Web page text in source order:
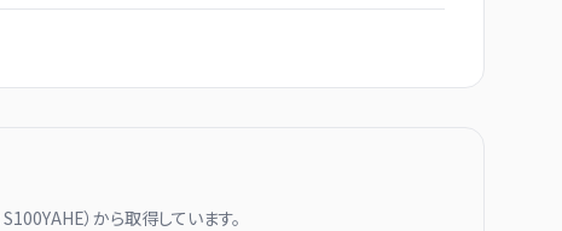
S100YAHE）から取得しています。